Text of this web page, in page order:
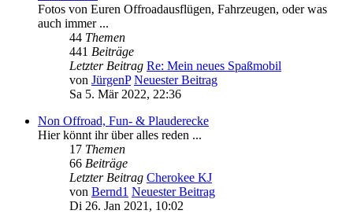
Fotos von Euren Offroadausflügen, Fahrzeugen, oder was
auch immer ...
44 Themen
441 Beiträge
Letzter Beitrag Re: Mein neues Spaßmobil
von JürgenP Neuester Beitrag
Sa 5. Mär 2022, 22:36
Non Offroad, Fun- & Plauderecke
Hier könnt ihr über alles reden ...
17 Themen
66 Beiträge
Letzter Beitrag Cherokee KJ
von Bernd1 Neuester Beitrag
Di 26. Jan 2021, 10:02